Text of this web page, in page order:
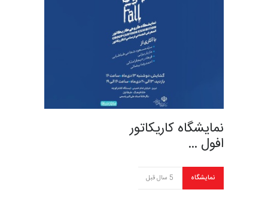
نمایشگاه کاریکاتور
افول …
نمایشگاه 5 سال قبل